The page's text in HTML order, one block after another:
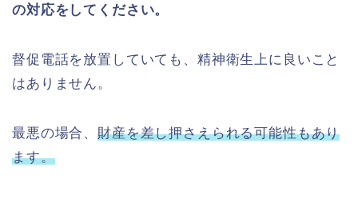
の対応をしてください。
督促電話を放置していても、精神衛生上に良いこと
はありません。
最悪の場合、財産を差し押さえられる可能性もあり
ます。